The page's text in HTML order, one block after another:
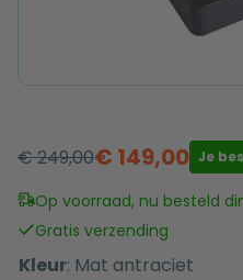
€249,00
Oorspronkelijke
prijs
was:
€ 249,00.
€ 149,00
Huidige
prijs
is:
€ 149,00.
Je
Op voorraad, nu besteld
Gratis verzending
Kleur: Mat antraciet